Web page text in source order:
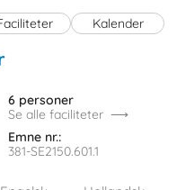
Kalender
- 71394
6 personer
Se alle faciliteter
Emne nr.:
381-SE2150.601.1